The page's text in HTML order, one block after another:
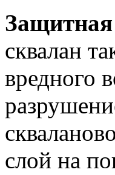
сквалан
вредного
слой на